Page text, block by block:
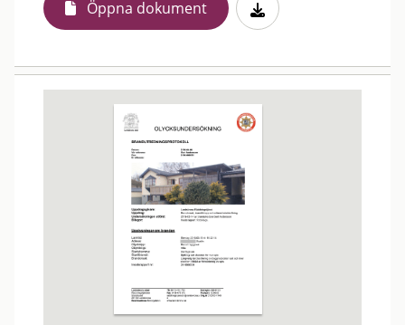
Öppna dokument